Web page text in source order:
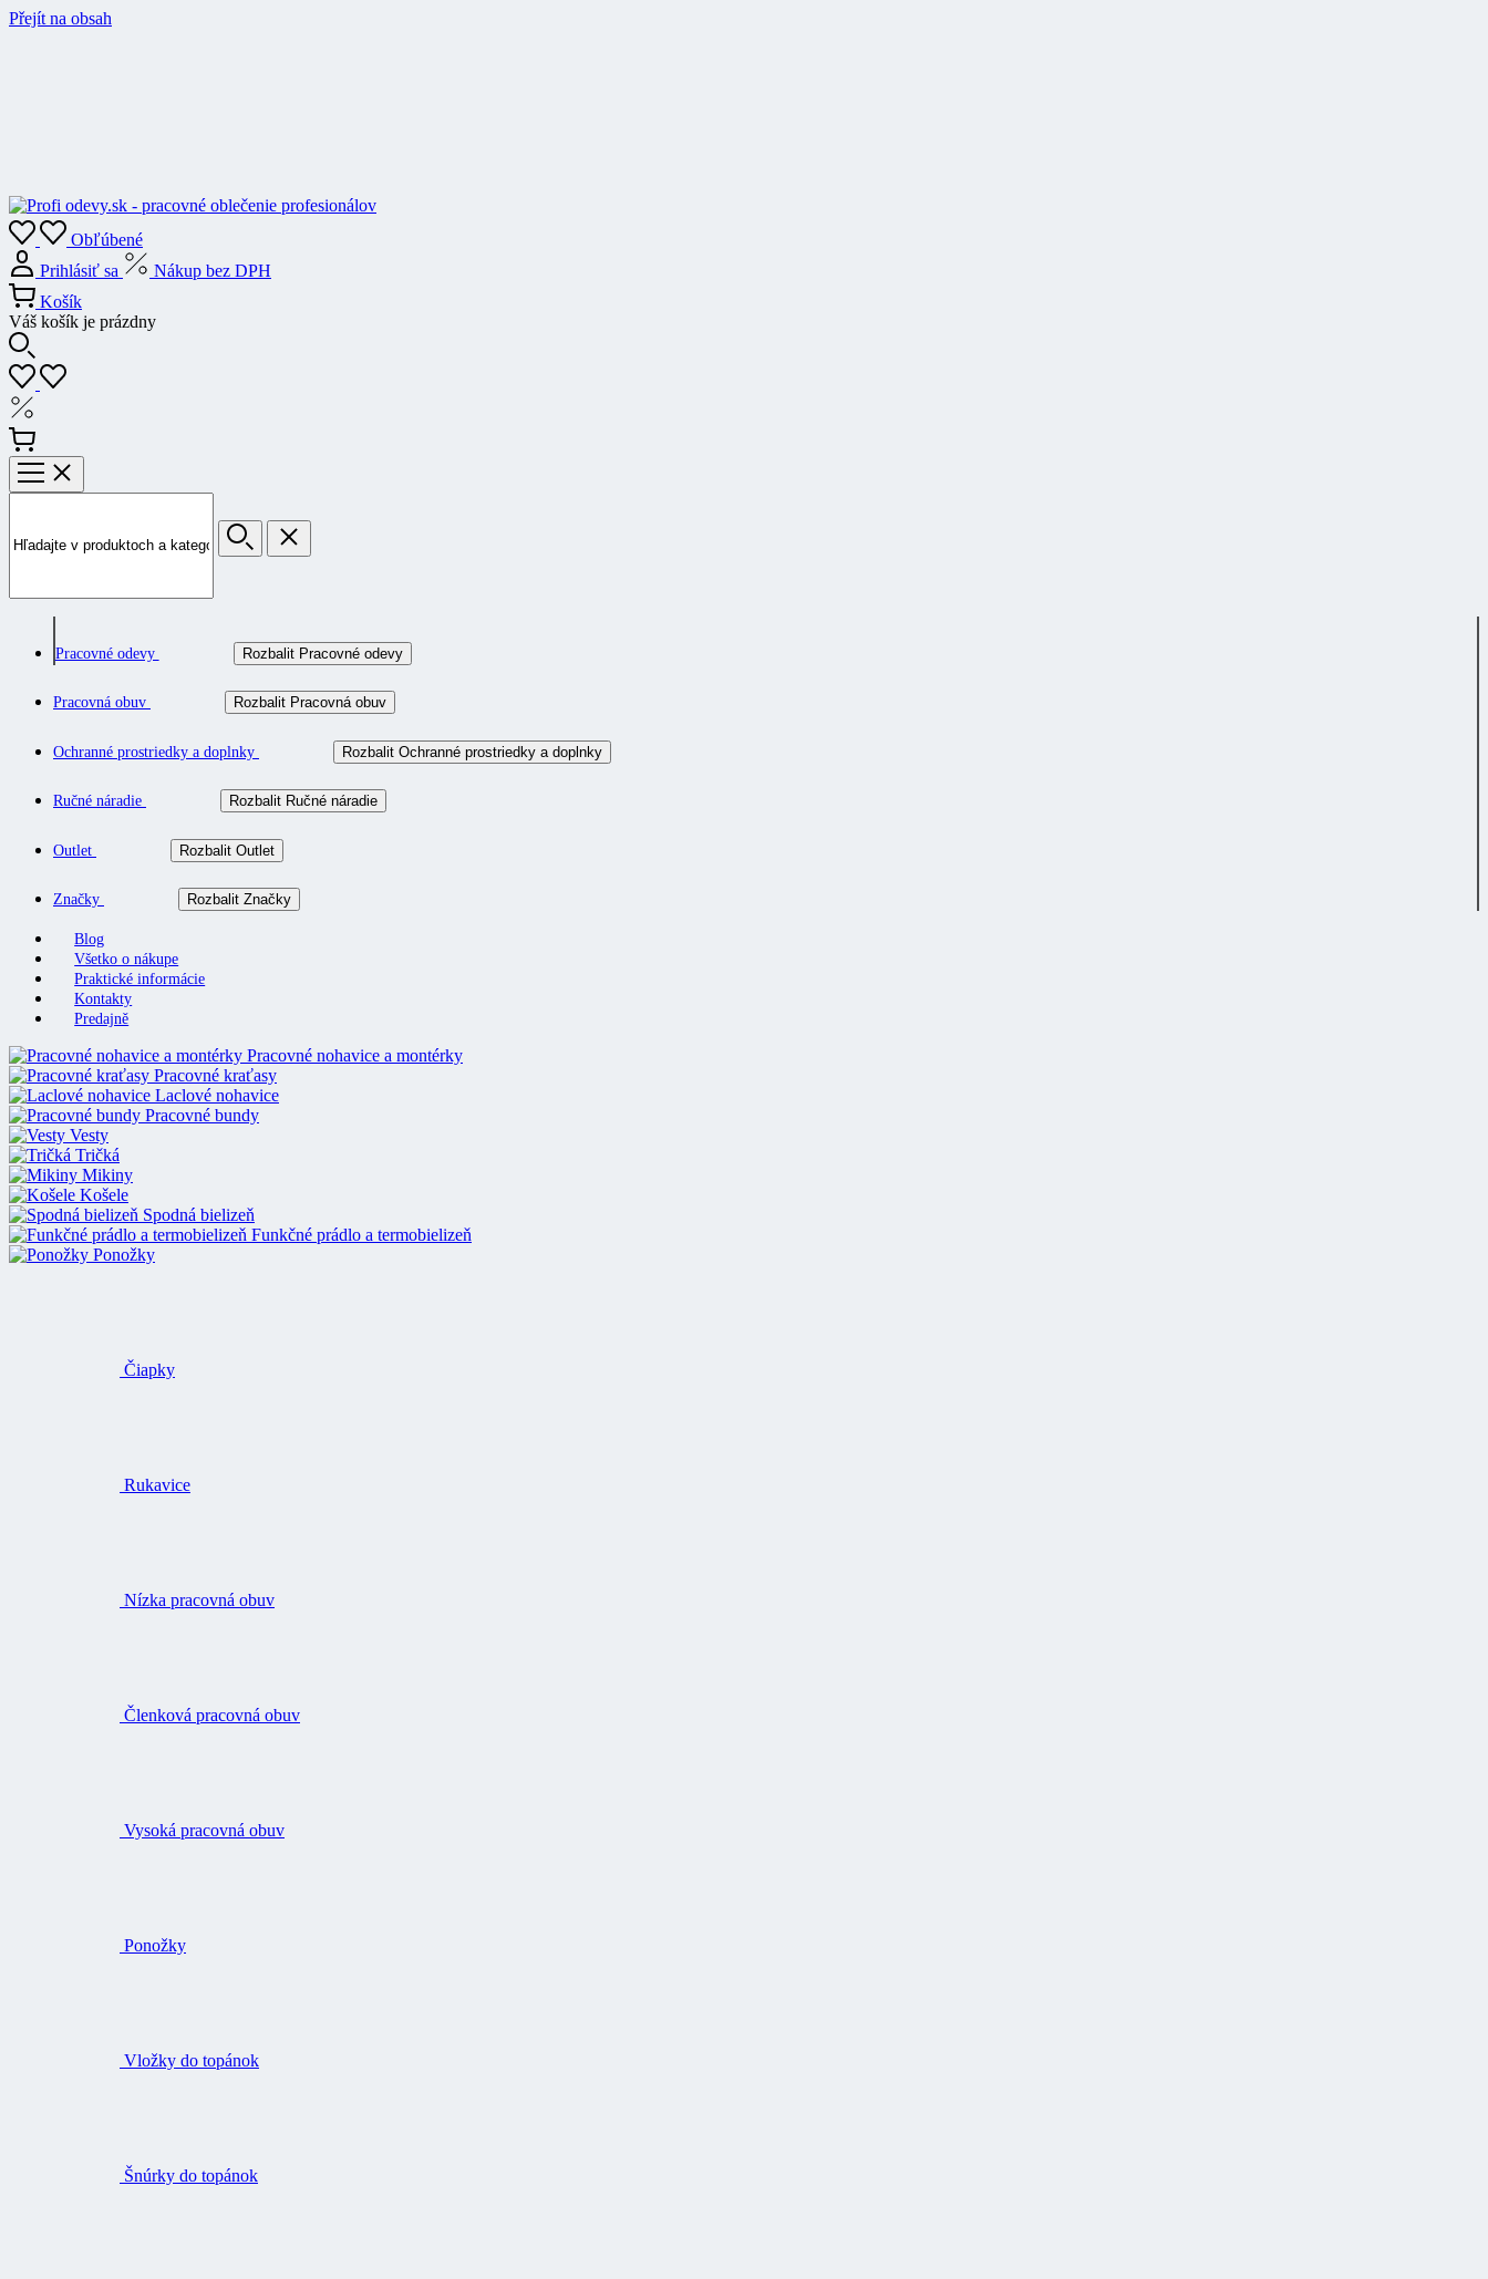
Přejít na obsah
Obľúbené
Prihlásiť sa
Nákup bez DPH
Košík
Váš košík je prázdny
Pracovné odevy Rozbalit Pracovné odevy
Pracovná obuv Rozbalit Pracovná obuv
Ochranné prostriedky a doplnky Rozbalit Ochranné prostriedky a doplnky
Ručné náradie Rozbalit Ručné náradie
Outlet Rozbalit Outlet
Značky Rozbalit Značky
Blog
Všetko o nákupe
Praktické informácie
Kontakty
Predajně
Pracovné nohavice a montérky
Pracovné kraťasy
Laclové nohavice
Pracovné bundy
Vesty
Tričká
Mikiny
Košele
Spodná bielizeň
Funkčné prádlo a termobielizeň
Ponožky
Čiapky
Rukavice
Nízka pracovná obuv
Členková pracovná obuv
Vysoká pracovná obuv
Ponožky
Vložky do topánok
Šnúrky do topánok